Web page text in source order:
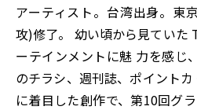
アーティスト。台湾出身。東
攻)修了。 幼い頃から見ていた
ーテインメントに魅 力を感じ
のチラシ、週刊誌、ポイント
に着目した創作で、第10回グ